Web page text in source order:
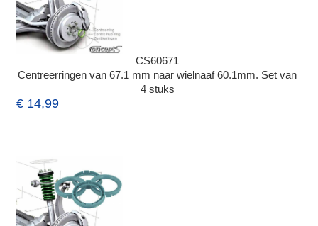
CS60671
Centreerringen van 67.1 mm naar wielnaaf 60.1mm. Set van
4 stuks
€ 14,99